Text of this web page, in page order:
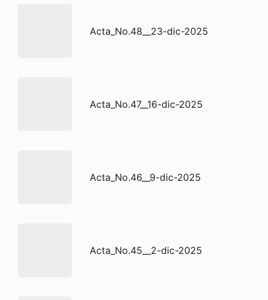
Acta_No.48__23-dic-2025
Acta_No.47__16-dic-2025
Acta_No.46__9-dic-2025
Acta_No.45__2-dic-2025